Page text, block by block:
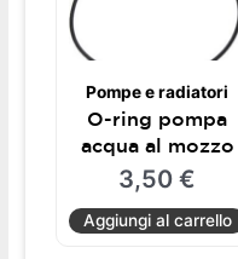
Pompe e radiatori
O-ring pompa
acqua al mozzo
3,50€
Aggiungi al carrello